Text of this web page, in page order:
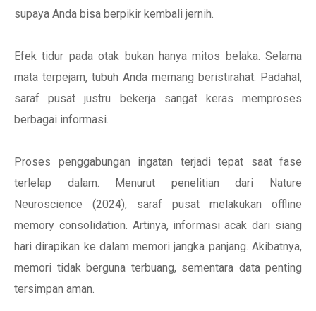
supaya Anda bisa berpikir kembali jernih.
Efek tidur pada otak bukan hanya mitos belaka. Selama
mata terpejam, tubuh Anda memang beristirahat. Padahal,
saraf pusat justru bekerja sangat keras memproses
berbagai informasi.
Proses penggabungan ingatan terjadi tepat saat fase
terlelap dalam. Menurut penelitian dari Nature
Neuroscience (2024), saraf pusat melakukan offline
memory consolidation. Artinya, informasi acak dari siang
hari dirapikan ke dalam memori jangka panjang. Akibatnya,
memori tidak berguna terbuang, sementara data penting
tersimpan aman.